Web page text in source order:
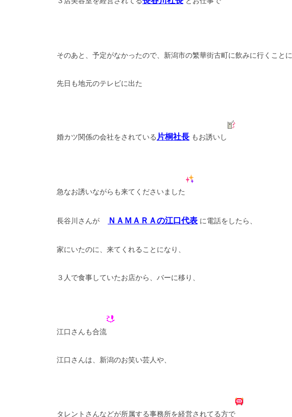
そのあと、予定がなかったので、新潟市の繁華街古町に飲みに行くことに
先日も地元のテレビに出た
婚カツ関係の会社をされている 片桐社長 もお誘いし
急なお誘いながらも来てくださいました
長谷川さんが ＮＡＭＡＲＡの江口代表 に電話をしたら、
家にいたのに、来てくれることになり、
３人で食事していたお店から、バーに移り、
江口さんも合流
江口さんは、新潟のお笑い芸人や、
タレントさんなどが所属する事務所を経営されてる方で